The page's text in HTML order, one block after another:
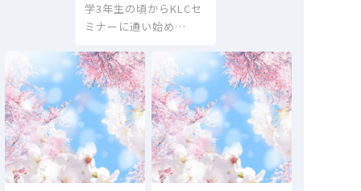
学3年生の頃からKLCセ
ミナーに通い始め…